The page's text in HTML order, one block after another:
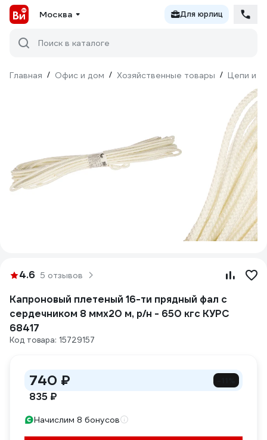
Москва Для юрлиц
Поиск в каталоге
Главная / Офис и дом / Хозяйственные товары / Цепи и
4.6 5 отзывов
Капроновый плетеный 16-ти прядный фал с
сердечником 8 ммх20 м, р/н - 650 кгс КУРС
68417
Код товара: 15729157
740 ₽
835 ₽
Начислим 8 бонусов